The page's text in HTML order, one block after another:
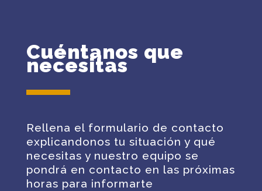
Cuéntanos que
necesitas
Rellena el formulario de contacto
explicandonos tu situación y qué
necesitas y nuestro equipo se
pondrá en contacto en las próximas
horas para informarte